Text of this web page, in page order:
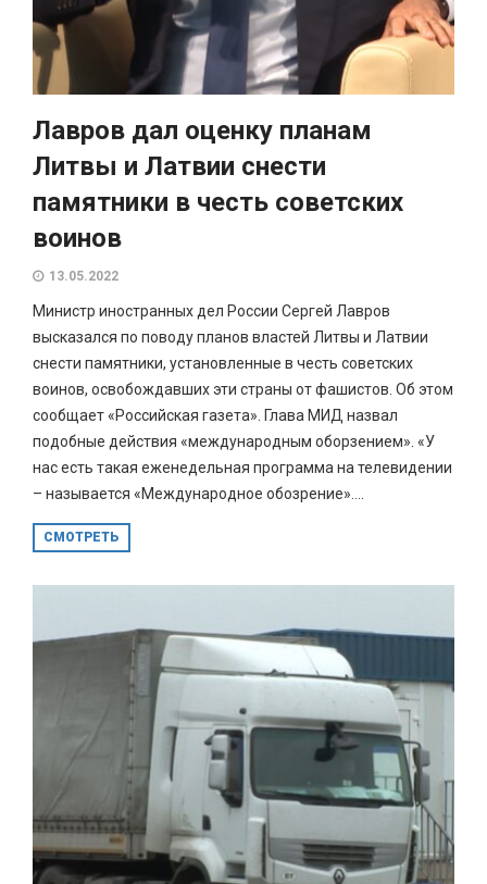
Лавров дал оценку планам
Литвы и Латвии снести
памятники в честь советских
воинов
13.05.2022
Министр иностранных дел России Сергей Лавров
высказался по поводу планов властей Литвы и Латвии
снести памятники, установленные в честь советских
воинов, освобождавших эти страны от фашистов. Об этом
сообщает «Российская газета». Глава МИД назвал
подобные действия «международным оборзением». «У
нас есть такая еженедельная программа на телевидении
– называется «Международное обозрение»​​​....
СМОТРЕТЬ